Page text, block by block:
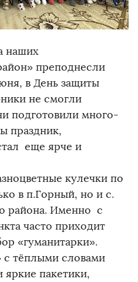
наших
преподнесли
в День защиты
не смогли
подготовили много-
праздник,
еще ярче и
кулечки по
в п.Горный, но и с.
района. Именно с
часто приходит
«гуманитарки».
с тёплыми словами
яркие пакетики,